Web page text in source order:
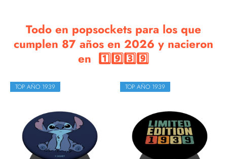
Todo en popsockets para los que
cumplen 87 años en 2026 y nacieron
en 1️⃣9️⃣3️⃣9️⃣
TOP AÑO 1939 TOP AÑO 1939